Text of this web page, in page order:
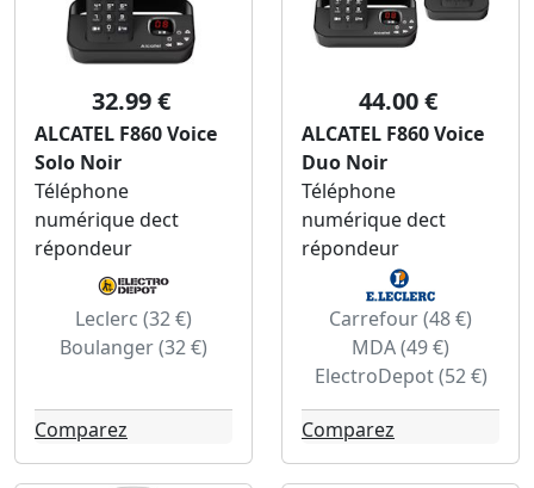
32.99 €
ALCATEL F860 Voice
Solo Noir
Téléphone
numérique dect
répondeur
Leclerc (32 €)
Boulanger (32 €)
Comparez
44.00 €
ALCATEL F860 Voice
Duo Noir
Téléphone
numérique dect
répondeur
Carrefour (48 €)
MDA (49 €)
ElectroDepot (52 €)
Comparez